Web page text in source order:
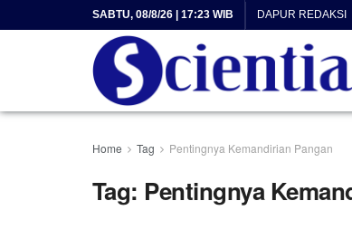
SABTU, 08/8/26 | 17:23 WIB DAPUR REDAKSI
Home Tag Pentingnya Kemandirian Pangan
Tag: Pentingnya